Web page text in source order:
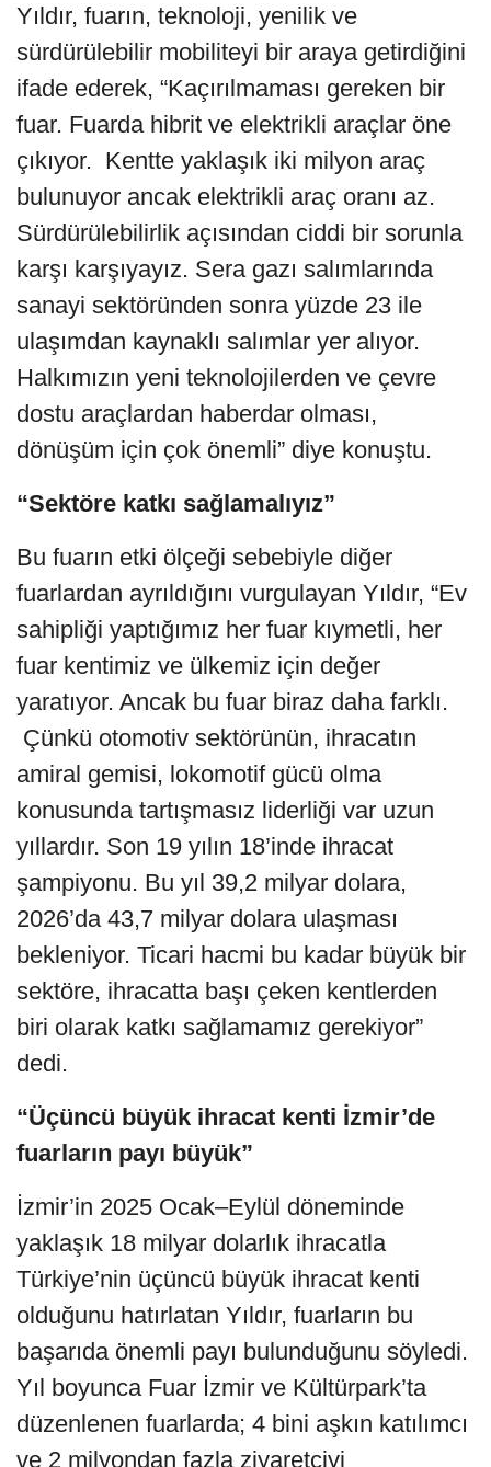
Yıldır, fuarın, teknoloji, yenilik ve
sürdürülebilir mobiliteyi bir araya getirdiğini
ifade ederek, “Kaçırılmaması gereken bir
fuar. Fuarda hibrit ve elektrikli araçlar öne
çıkıyor. Kentte yaklaşık iki milyon araç
bulunuyor ancak elektrikli araç oranı az.
Sürdürülebilirlik açısından ciddi bir sorunla
karşı karşıyayız. Sera gazı salımlarında
sanayi sektöründen sonra yüzde 23 ile
ulaşımdan kaynaklı salımlar yer alıyor.
Halkımızın yeni teknolojilerden ve çevre
dostu araçlardan haberdar olması,
dönüşüm için çok önemli” diye konuştu.
“Sektöre katkı sağlamalıyız”
Bu fuarın etki ölçeği sebebiyle diğer
fuarlardan ayrıldığını vurgulayan Yıldır, “Ev
sahipliği yaptığımız her fuar kıymetli, her
fuar kentimiz ve ülkemiz için değer
yaratıyor. Ancak bu fuar biraz daha farklı.
Çünkü otomotiv sektörünün, ihracatın
amiral gemisi, lokomotif gücü olma
konusunda tartışmasız liderliği var uzun
yıllardır. Son 19 yılın 18’inde ihracat
şampiyonu. Bu yıl 39,2 milyar dolara,
2026’da 43,7 milyar dolara ulaşması
bekleniyor. Ticari hacmi bu kadar büyük bir
sektöre, ihracatta başı çeken kentlerden
biri olarak katkı sağlamamız gerekiyor”
dedi.
“Üçüncü büyük ihracat kenti İzmir’de
fuarların payı büyük”
İzmir’in 2025 Ocak–Eylül döneminde
yaklaşık 18 milyar dolarlık ihracatla
Türkiye’nin üçüncü büyük ihracat kenti
olduğunu hatırlatan Yıldır, fuarların bu
başarıda önemli payı bulunduğunu söyledi.
Yıl boyunca Fuar İzmir ve Kültürpark’ta
düzenlenen fuarlarda; 4 bini aşkın katılımcı
ve 2 milyondan fazla ziyaretçiyi